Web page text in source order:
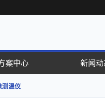
案中心 新闻动
测温仪